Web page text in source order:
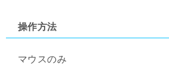
操作方法
マウスのみ